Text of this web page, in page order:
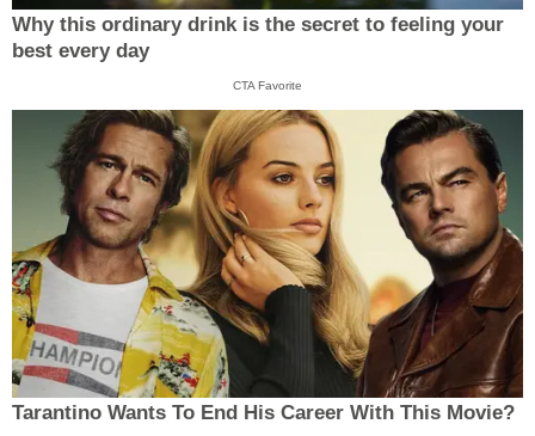
Why this ordinary drink is the secret to feeling your
best every day
CTA Favorite
Tarantino Wants To End His Career With This Movie?